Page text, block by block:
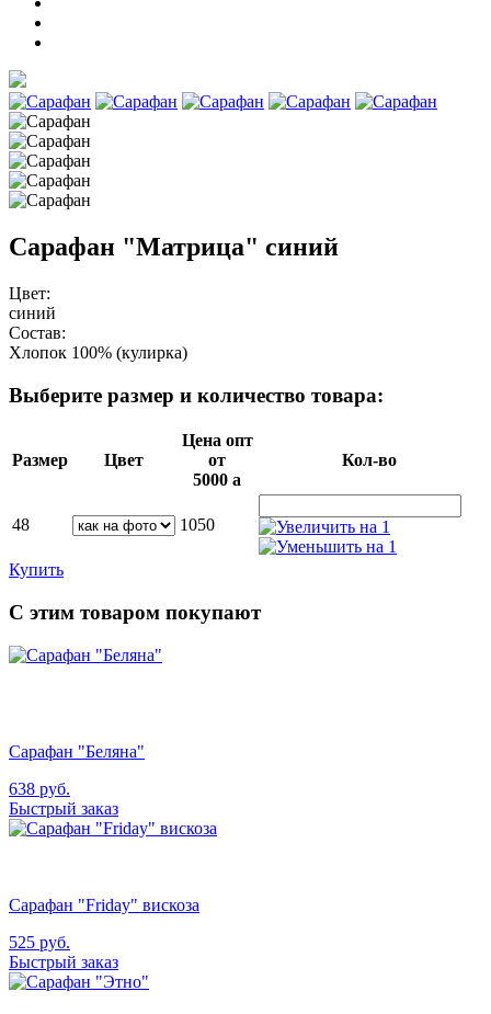
Сарафан "Матрица" синий
Цвет:
синий
Состав:
Хлопок 100% (кулирка)
Выберите размер и количество товара:
Размер Цвет
Цена опт
от
5000 a
Кол-во
48 1050
Купить
С этим товаром покупают
Сарафан "Беляна"
638 руб.
Быстрый заказ
Сарафан "Friday" вискоза
525 руб.
Быстрый заказ